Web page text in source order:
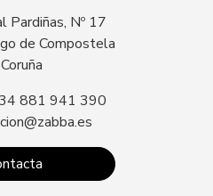
Pardiñas, Nº 17
de Compostela
881 941 390